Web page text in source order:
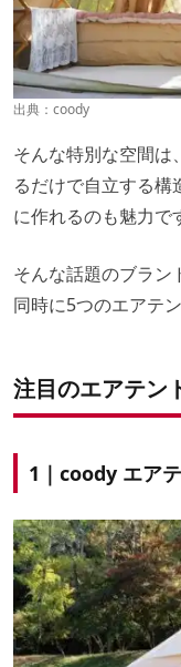
出典： coody
そんな特別な空間は
るだけで自立する構
に作れるのも魅力で
そんな話題のブラン
同時に5つのエアテ
注目のエアテン
1｜coody エア